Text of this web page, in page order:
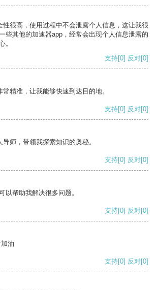
性很高，使用过程中不会泄露个人信息，这让我很
些其他的加速器app，经常会出现个人信息泄露的
。
支持[0] 反对[0]
精准，让我能够快速到达目的地。
支持[0] 反对[0]
师，带领我探索知识的奥秘。
支持[0] 反对[0]
以帮助我解决很多问题。
支持[0] 反对[0]
油
支持[0] 反对[0]